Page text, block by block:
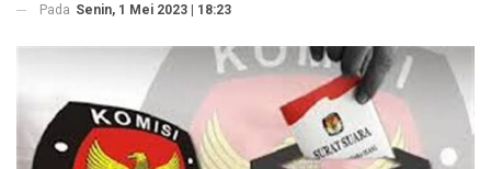
Pada Senin, 1 Mei 2023 | 18:23